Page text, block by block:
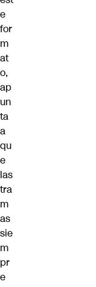
e
for
m
at
o,
ap
un
ta
a
qu
e
las
tra
m
as
sie
m
pr
e